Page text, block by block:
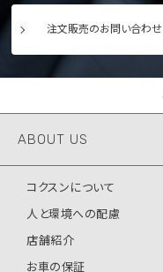
注文販売のお問い合わせ
ABOUT US
コクスンについて
人と環境への配慮
店舗紹介
お車の保証